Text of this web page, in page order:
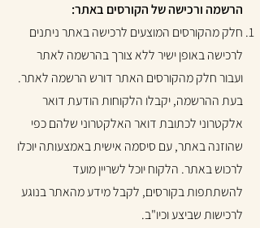
הרשמה ורכישה של הקורסים באתר:
חלק מהקורסים המוצעים לרכישה באתר ניתנים
לרכישה באופן ישיר ללא צורך בהרשמה לאתר
ועבור חלק מהקורסים האתר דורש הרשמה לאתר.
בעת ההרשמה, יקבלו הלקוחות הודעת דואר
אלקטרוני לכתובת דואר האלקטרוני שלהם כפי
שהוזנה באתר, עם סיסמה אישית באמצעותה יוכלו
לרכוש באתר. הלקוח יוכל לשריין מועד
להשתתפות בקורסים, לקבל מידע מהאתר בנוגע
לרכישות שביצע וכיו"ב.